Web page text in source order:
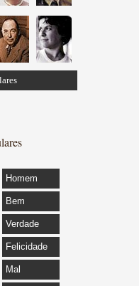
Homem
Bem
Verdade
Felicidade
Mal